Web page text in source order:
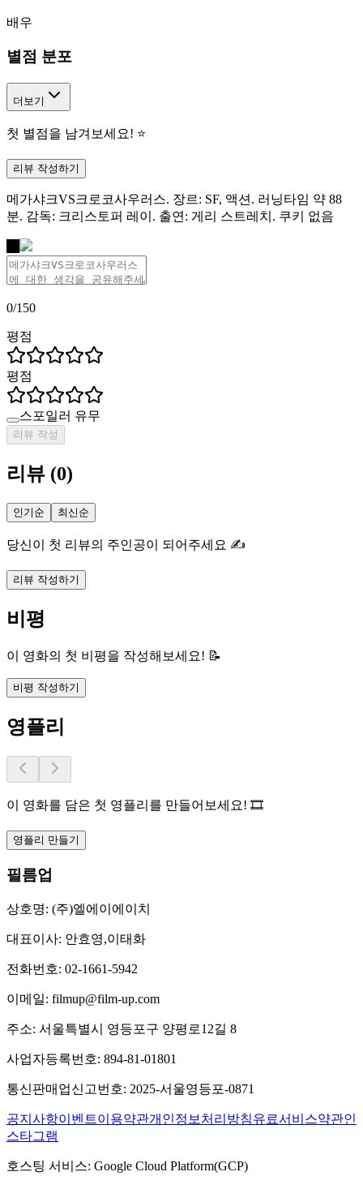
배우
별점 분포
더보기
첫 별점을 남겨보세요! ⭐
리뷰 작성하기
메가샤크VS크로코사우러스. 장르: SF, 액션. 러닝타임 약 88
분. 감독: 크리스토퍼 레이. 출연: 게리 스트레치. 쿠키 없음
0/150
평점
평점
스포일러 유무
리뷰 작성
리뷰 (0)
인기순 최신순
당신이 첫 리뷰의 주인공이 되어주세요 ✍️
리뷰 작성하기
비평
이 영화의 첫 비평을 작성해보세요! 📝
비평 작성하기
영플리
이 영화를 담은 첫 영플리를 만들어보세요! 🎞️
영플리 만들기
필름업
상호명: (주)엘에이에이치
대표이사: 안효영,이태화
전화번호: 02-1661-5942
이메일: filmup@film-up.com
주소: 서울특별시 영등포구 양평로12길 8
사업자등록번호: 894-81-01801
통신판매업신고번호: 2025-서울영등포-0871
공지사항이벤트이용약관개인정보처리방침유료서비스약관인
스타그램
호스팅 서비스: Google Cloud Platform(GCP)